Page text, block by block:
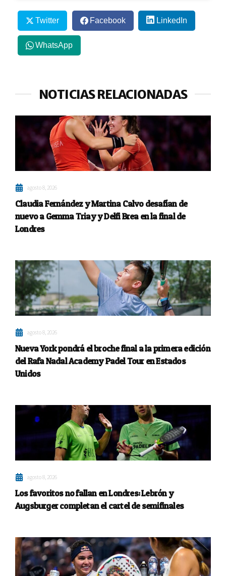
Twitter Facebook LinkedIn
WhatsApp
NOTICIAS RELACIONADAS
agosto 8, 2026
Claudia Fernández y Martina Calvo desafían de
nuevo a Gemma Triay y Delfi Brea en la final de
Londres
agosto 8, 2026
Nueva York pondrá el broche final a la primera edición
del Rafa Nadal Academy Padel Tour en Estados
Unidos
agosto 8, 2026
Los favoritos no fallan en Londres: Lebrón y
Augsburger completan el cartel de semifinales